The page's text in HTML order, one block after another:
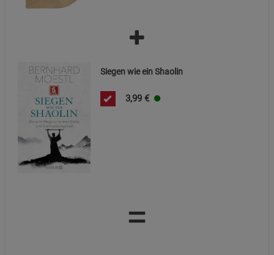
Siegen wie ein Shaolin
3,99 €
=